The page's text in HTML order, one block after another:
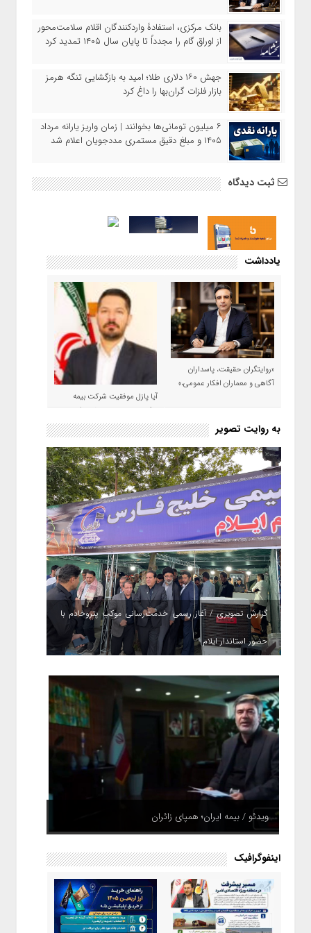
بانک مرکزی، استفادۀ واردکنندگان اقلام سلامت‌محور
از اوراق گام را مجدداً تا پایان سال ۱۴۰۵ تمدید کرد
جهش ۱۶۰ دلاری طلا؛ امید به بازگشایی تنگه هرمز
بازار فلزات گران‌بها را داغ کرد
۶ میلیون تومانی‌ها بخوانند | زمان واریز یارانه مرداد
۱۴۰۵ و مبلغ دقیق مستمری مددجویان اعلام شد
ثبت دیدگاه
یادداشت
«روایتگران حقیقت، پاسداران
آگاهی و معماران افکار عمومی،»
آیا پازل موفقیت شرکت بیمه
حکمت صبا در سال ۱۴۰۵ کامل می
شود؟!
به روایت تصویر
گزارش تصویری / آغاز رسمی خدمت‌رسانی موکب پتروخادم با
حضور استاندار ایلام
ویدئو / بیمه ایران؛ همپای زائران
اینفوگرافیک